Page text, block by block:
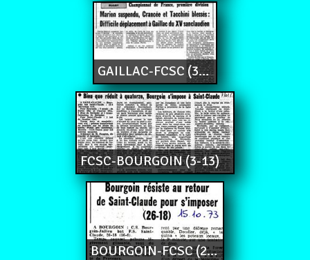
GAILLAC-FCSC (31-3)
FCSC-BOURGOIN (3-13)
BOURGOIN-FCSC (26-18)